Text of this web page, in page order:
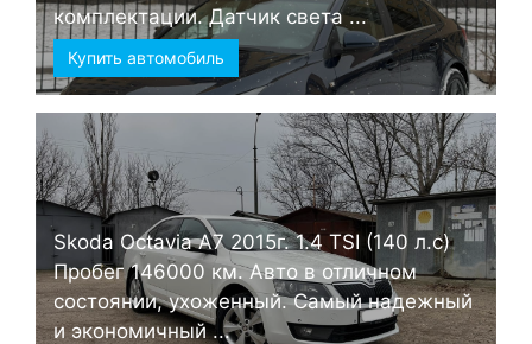
комплектации. Датчик света ...
Купить автомобиль
Skoda Octavia А7 2015г. 1.4 TSI (140 л.с)
Пробег 146000 км. Авто в отличном
состоянии, ухоженный. Самый надежный
и экономичный ...